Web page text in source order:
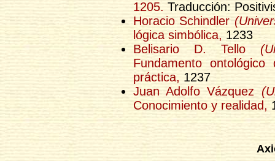
1205. Traducción:
Horacio Schindler
lógica simbólica, 1233
Belisario D. Tello
Fundamento
práctica, 1237
Juan Adolfo Vázquez
Conocimiento y realidad,